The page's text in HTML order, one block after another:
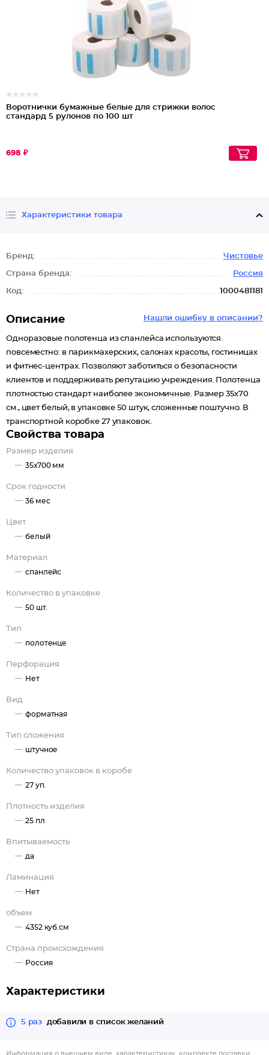
Воротнички бумажные белые для стрижки волос
стандард 5 рулонов по 100 шт
698 ₽
Характеристики товара
Бренд: Чистовье
Страна бренда: Россия
Код: 1000481181
Нашли ошибку в описании?
Описание
Одноразовые полотенца из спанлейса используются
повсеместно: в парикмахерских, салонах красоты, гостиницах
и фитнес-центрах. Позволяют заботиться о безопасности
клиентов и поддерживать репутацию учреждения. Полотенца
плотностью стандарт наиболее экономичные. Размер 35х70
см., цвет белый, в упаковке 50 штук, сложенные поштучно. В
транспортной коробке 27 упаковок.
Свойства товара
Размер изделия
35х700 мм
Срок годности
36 мес
Цвет
белый
Материал
спанлейс
Количество в упаковке
50 шт.
Тип
полотенце
Перфорация
Нет
Вид
форматная
Тип сложения
штучное
Количество упаковок в коробе
27 уп.
Плотность изделия
25 пл
Впитываемость
да
Ламинация
Нет
объем
4352 куб.см
Страна происхождения
Россия
Характеристики
5 раз добавили в список желаний
Информация о внешнем виде, характеристиках, комплекте поставки,